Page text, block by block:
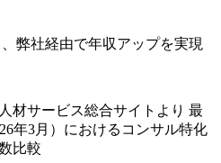
】 ・特になし カジュアルな服
ポジション】 ITコンサルタン
ォーメーション企画構想 ・業
RPA選定/導入/実装 ・プライベ
・AI活用による業務効率化/
弊社経由で年収アップを実現
材サービス総合サイトより 最
年3月）におけるコンサル特化
比較